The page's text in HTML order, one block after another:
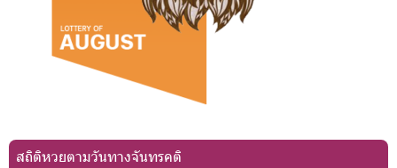
สถิติหวยตามวันทางจันทรคติ